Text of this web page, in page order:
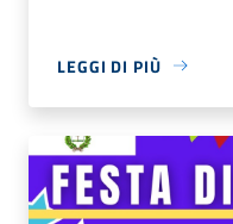
LEGGI DI PIÙ